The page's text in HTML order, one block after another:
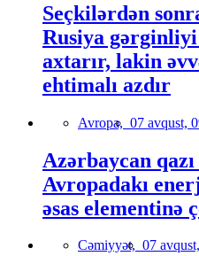
Seçkilərdən
Rusiya gərginliyi
axtarır, lakin
ehtimalı azdır
Avropa, 07 avqust,
Azərbaycan
Avropadakı
əsas elementinə
Cəmiyyət, 07